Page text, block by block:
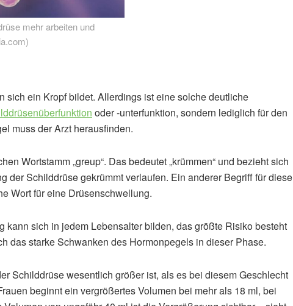
mehr arbeiten und
sich ein Kropf bildet. Allerdings ist eine solche deutliche
oder -unterfunktion, sondern lediglich für den
muss der Arzt herausfinden.
Wortstamm „greup“. Das bedeutet „krümmen“ und bezieht sich
der Schilddrüse gekrümmt verlaufen. Ein anderer Begriff für diese
Wort für eine Drüsenschwellung.
kann sich in jedem Lebensalter bilden, das größte Risiko besteht
das starke Schwanken des Hormonpegels in dieser Phase.
Schilddrüse wesentlich größer ist, als es bei diesem Geschlecht
beginnt ein vergrößertes Volumen bei mehr als 18 ml, bei